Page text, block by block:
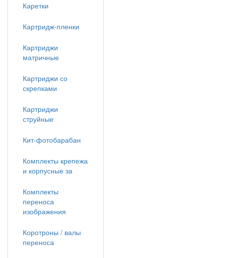
Каретки
Картридж-пленки
Картриджи
матричные
Картриджи со
скрепками
Картриджи
струйные
Кит-фотобарабан
Комплекты крепежа
и корпусные за
Комплекты
переноса
изображения
Коротроны / валы
переноса